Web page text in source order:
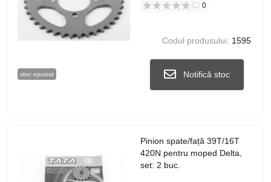
stoc epuizat
0
Codul produsului: 1595
Notifică stoc
Pinion spate/față 39T/16T
420N pentru moped Delta,
set: 2 buc.